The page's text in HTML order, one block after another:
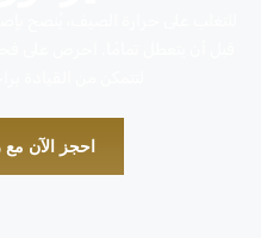
احجز الآن